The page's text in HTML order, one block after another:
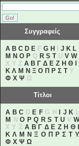
Συγγραφείς
A B C D E F G H J K L
M N O P Q R S T U V W
X Y Z Α Β Γ Δ Ε Ζ Η Θ
Κ Λ Μ Ν Ξ Ο Π Ρ Σ Τ Υ
Φ Χ Ψ Ω
Τίτλοι
A B C D E FG H J K L
M
N O P Q R S T U V W
X Y ZΑ Β Γ Δ Ε Ζ Η Θ
Κ Λ Μ Ν Ξ Ο Π Ρ Σ Τ Υ
Φ Χ Ψ Ω